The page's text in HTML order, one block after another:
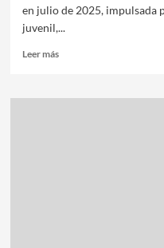
en julio de 2025, impulsada
juvenil,...
Leer más